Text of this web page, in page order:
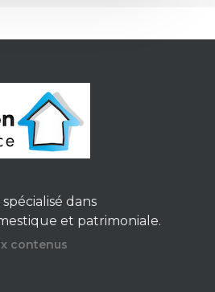
dans
et patrimoniale.
contenus